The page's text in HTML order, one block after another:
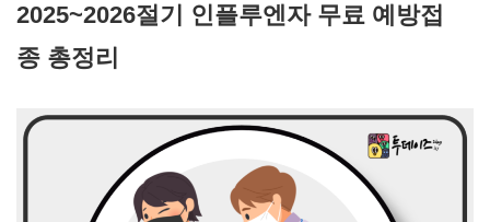
2025~2026절기 인플루엔자 무료 예방접
종 총정리